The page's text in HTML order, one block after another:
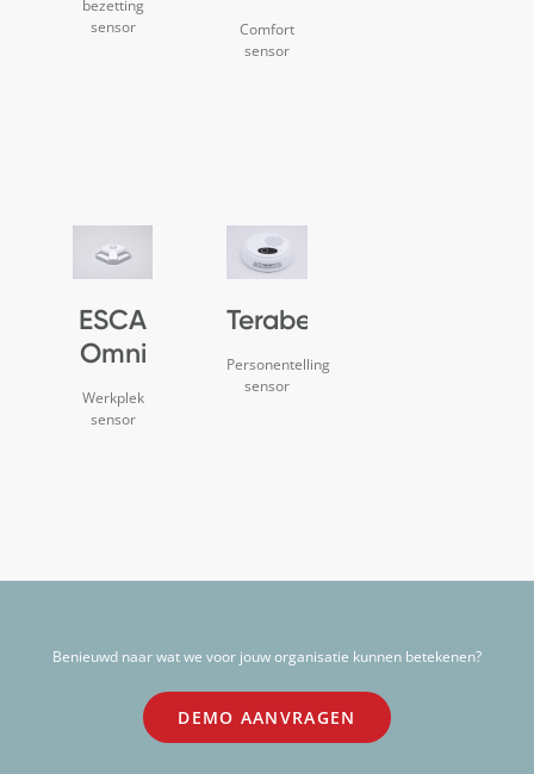
bezetting
sensor
Comfort
sensor
ESCA
Omni
Werkplek
sensor
Terabee
Personentelling
sensor
Benieuwd naar wat we voor jouw organisatie kunnen betekenen?
DEMO AANVRAGEN